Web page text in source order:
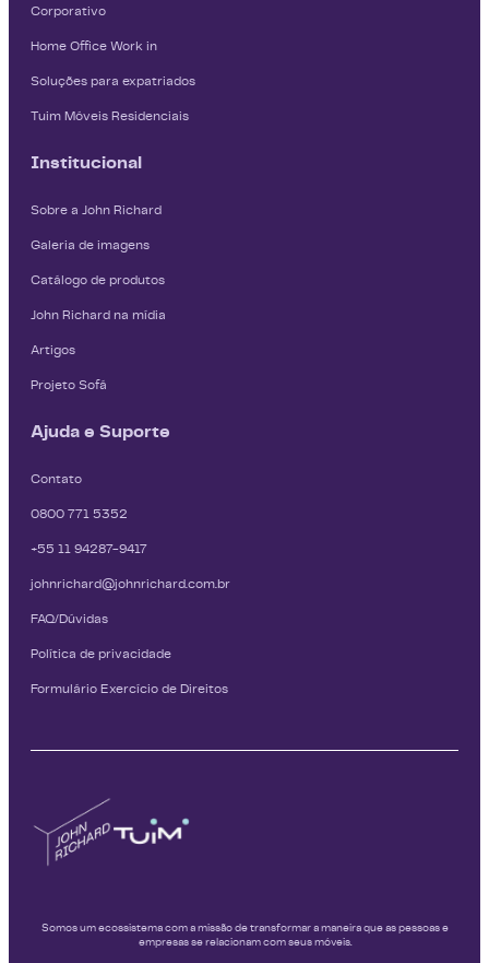
Corporativo
Home Office Work in
Soluções para expatriados
Tuim Móveis Residenciais
Institucional
Sobre a John Richard
Galeria de imagens
Catálogo de produtos
John Richard na mídia
Artigos
Projeto Sofá
Ajuda e Suporte
Contato
0800 771 5352
+55 11 94287-9417
johnrichard@johnrichard.com.br
FAQ/Dúvidas
Política de privacidade
Formulário Exercício de Direitos
Somos um ecossistema com a missão de transformar a maneira que as pessoas e
empresas se relacionam com seus móveis.